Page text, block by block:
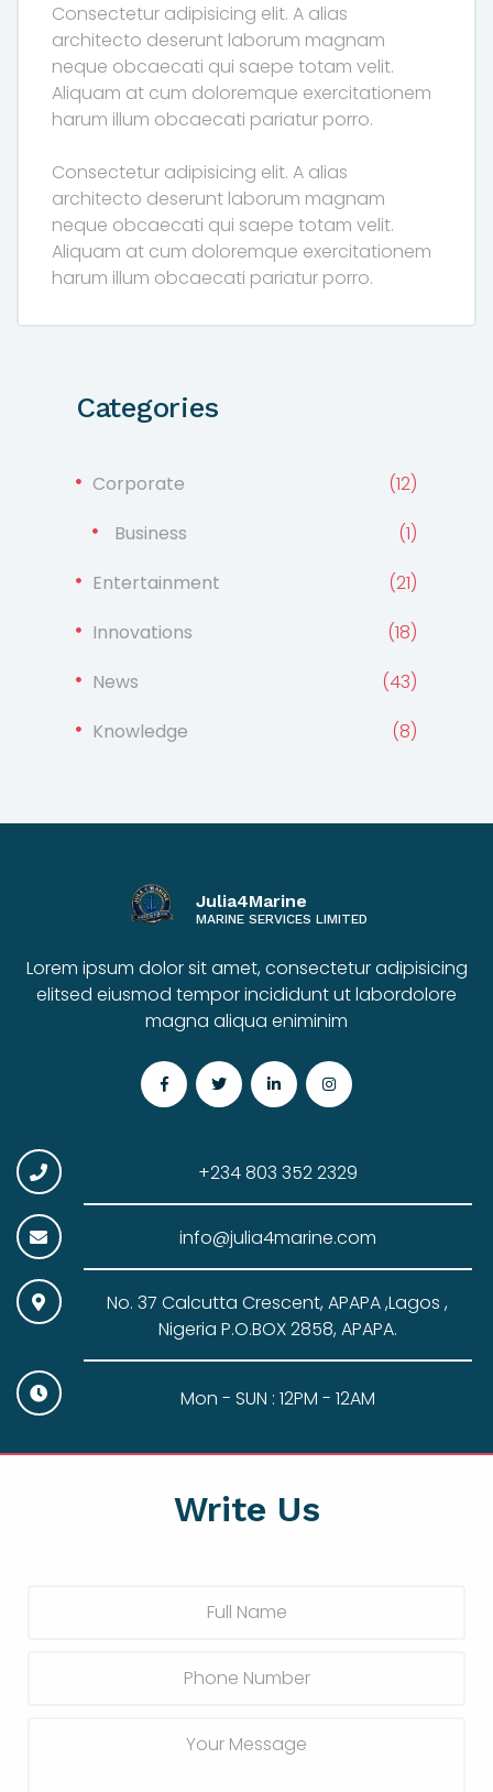
Consectetur adipisicing elit. A alias
architecto deserunt laborum magnam
neque obcaecati qui saepe totam velit.
Aliquam at cum doloremque exercitationem
harum illum obcaecati pariatur porro.
Consectetur adipisicing elit. A alias
architecto deserunt laborum magnam
neque obcaecati qui saepe totam velit.
Aliquam at cum doloremque exercitationem
harum illum obcaecati pariatur porro.
Categories
Corporate
(12)
Business
(1)
Entertainment
(21)
Innovations
(18)
News
(43)
Knowledge
(8)
Julia4Marine
MARINE SERVICES LIMITED
Lorem ipsum dolor sit amet, consectetur adipisicing
elitsed eiusmod tempor incididunt ut labordolore
magna aliqua eniminim
Write Us
+234 803 352 2329
info@julia4marine.com
No. 37 Calcutta Crescent, APAPA ,Lagos ,
Nigeria P.O.BOX 2858, APAPA.
Mon - SUN : 12PM - 12AM